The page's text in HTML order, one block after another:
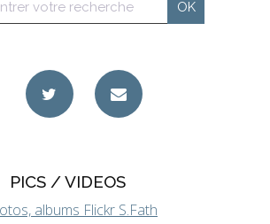
PICS / VIDEOS
albums Flickr S.Fath